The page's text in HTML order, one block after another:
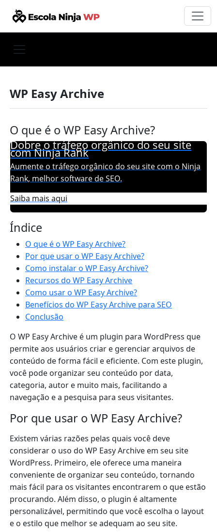
WP Easy Archive
O que é o WP Easy Archive?
Dobre o tráfego orgânico do seu site
com Ninja Rank
Aumente o tráfego orgânico do seu site com o Ninja
Rank, melhor software de SEO.
Saiba mais aqui
Índice
O que é o WP Easy Archive?
Por que usar o WP Easy Archive?
Como instalar o WP Easy Archive?
Recursos do WP Easy Archive
Como usar o WP Easy Archive?
Benefícios do WP Easy Archive para SEO
Conclusão
O WP Easy Archive é um plugin para WordPress que
permite aos usuários criar e gerenciar arquivos de
conteúdo de forma fácil e eficiente. Com este plugin,
você pode organizar seu conteúdo por data,
categoria, autor e muito mais, facilitando a
navegação e a pesquisa para seus visitantes.
Por que usar o WP Easy Archive?
Existem várias razões pelas quais você deve
considerar o uso do WP Easy Archive em seu site
WordPress. Primeiro, ele oferece uma maneira
conveniente de organizar seu conteúdo, tornando
mais fácil para os visitantes encontrarem o que estão
procurando. Além disso, o plugin é altamente
personalizável, permitindo que você escolha o layout
e o estilo que melhor se adequam ao seu site.